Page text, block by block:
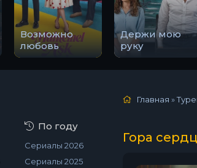
Возможно
любовь
Держи мою
руку
По году
Сериалы 2026
Сериалы 2025
Главная »
Гора